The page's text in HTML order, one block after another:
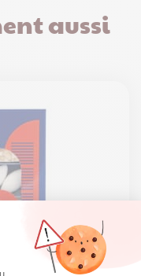
aussi